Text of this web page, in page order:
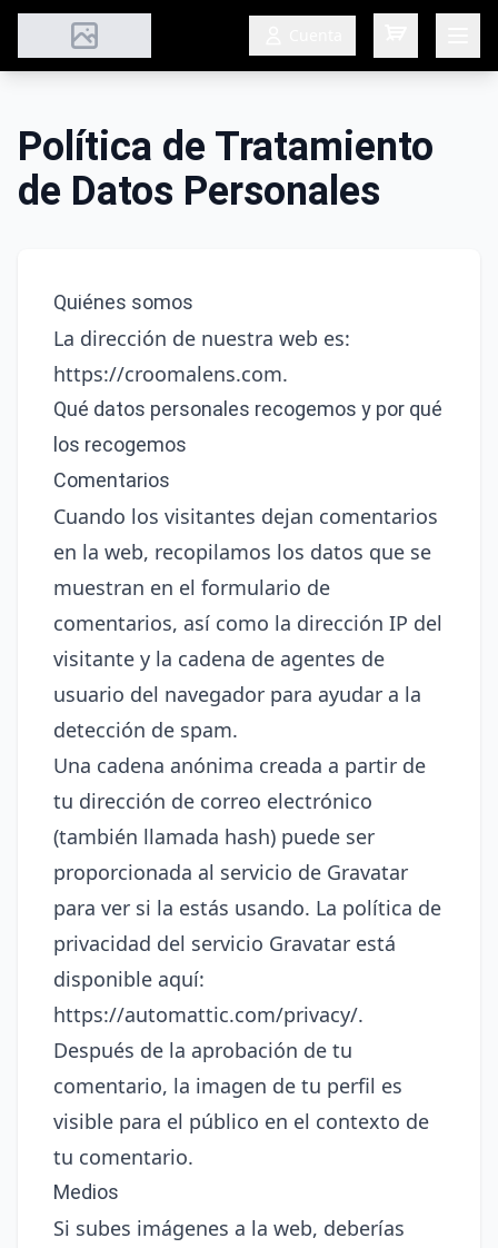
Política de Tratamiento
de Datos Personales
Quiénes somos
La dirección de nuestra web es:
https://croomalens.com.
Qué datos personales recogemos y por qué
los recogemos
Comentarios
Cuando los visitantes dejan comentarios
en la web, recopilamos los datos que se
muestran en el formulario de
comentarios, así como la dirección IP del
visitante y la cadena de agentes de
usuario del navegador para ayudar a la
detección de spam.
Una cadena anónima creada a partir de
tu dirección de correo electrónico
(también llamada hash) puede ser
proporcionada al servicio de Gravatar
para ver si la estás usando. La política de
privacidad del servicio Gravatar está
disponible aquí:
https://automattic.com/privacy/.
Después de la aprobación de tu
comentario, la imagen de tu perfil es
visible para el público en el contexto de
tu comentario.
Medios
Si subes imágenes a la web, deberías